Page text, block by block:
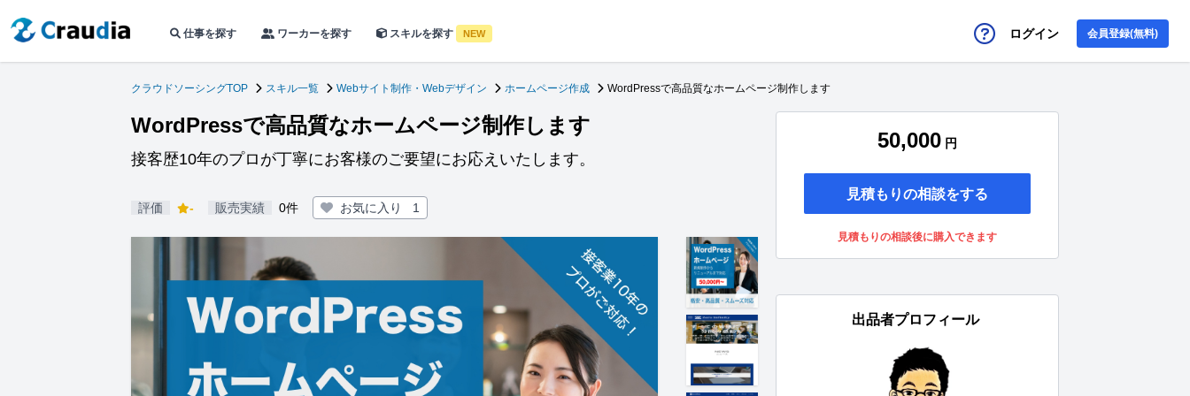
仕事を探す ワーカーを探す スキルを探す NEW ログイン 会員登録(無料)
クラウドソーシングTOP スキル一覧 Webサイト制作・Webデザイン ホームページ作成 WordPressで高品質なホームページ制作します
WordPressで高品質なホームページ制作します
接客歴10年のプロが丁寧にお客様のご要望にお応えいたします。
評価 - 販売実績 0件 お気に入り 1
50,000 円
見積もりの相談をする
見積もりの相談後に購入できます
出品者プロフィール